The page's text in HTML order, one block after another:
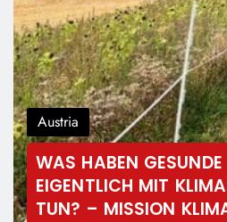
Austria
WAS HABEN GESUNDE
EIGENTLICH MIT
TUN? – MISSION